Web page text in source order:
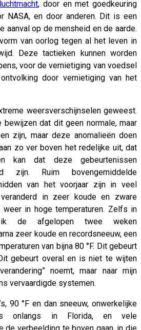
, door en met goedkeuring
NASA, en door anderen. Dit is een
aanval op de mensheid en de aarde.
van oorlog tegen al het leven in
Deze tactieken kunnen worden
voor de vernietiging van voedsel
door vernietiging van het
weersverschijnselen geweest.
dat dit geen normale, maar
zijn, maar deze anomalieën doen
zo ver boven het redelijke uit, dat
kan dat deze gebeurtenissen
zijn. Ruim bovengemiddelde
van het voorjaar zijn in veel
in zeer koude en zware
weer in hoge temperaturen. Zelfs in
de afgelopen twee weken
zeer koude en recordsneeuw, een
van bijna 80 °F. Dit gebeurt
gebeurt overal en is niet te wijten
noemt, maar naar mijn
vervaardigde systemen.
90 °F en dan sneeuw, onwerkelijke
onlangs in Florida, en vele